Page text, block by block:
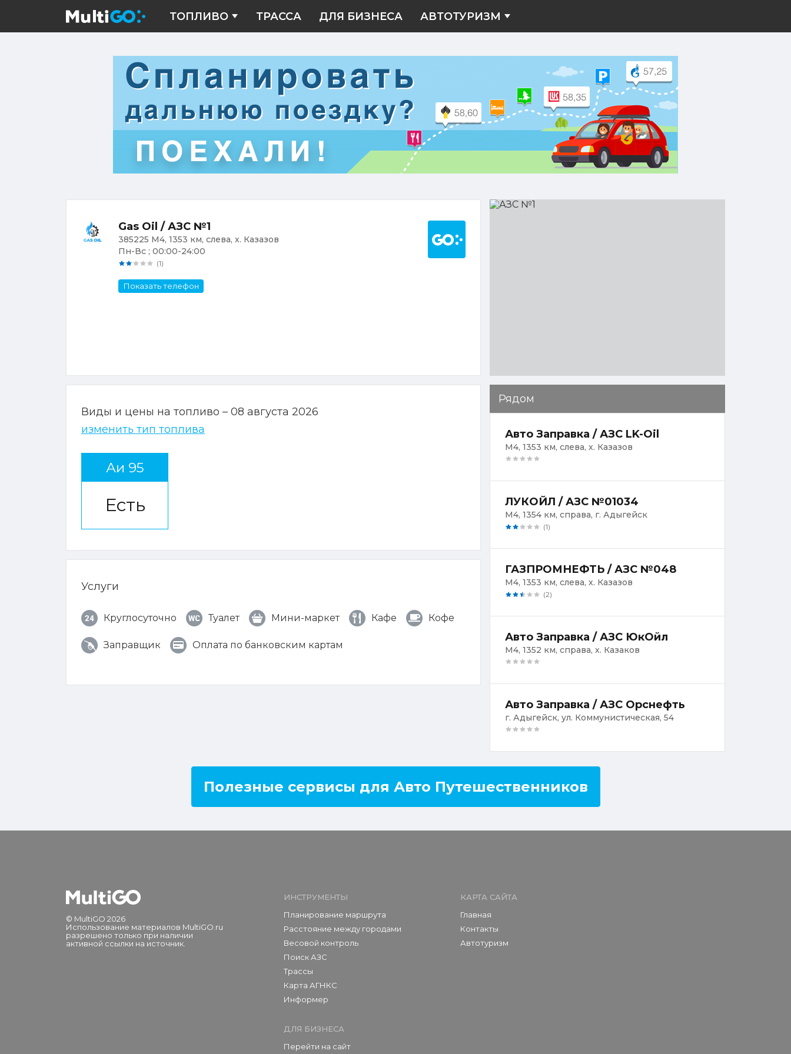
ТОПЛИВО ТРАССА ДЛЯ БИЗНЕСА АВТОТУРИЗМ
Gas Oil / АЗС №1
385225 М4, 1353 км, слева, х. Казазов
Пн-Вс ; 00:00-24:00
(1)
Показать телефон
Построить маршрут на Yandex.
АЗС
Виды и цены на топливо – 08 августа 2026
изменить тип топлива
Аи 95
Есть
Услуги
Круглосуточно Туалет Мини-маркет Кафе Кофе
Заправщик Оплата по банковским картам
Рядом
Авто Заправка / АЗС LK-Oil
М4, 1353 км, слева, х. Казазов
ЛУКОЙЛ / АЗС №01034
М4, 1354 км, справа, г. Адыгейск
(1)
ГАЗПРОМНЕФТЬ / АЗС №048
М4, 1353 км, слева, х. Казазов
(2)
Авто Заправка / АЗС ЮкОйл
М4, 1352 км, справа, х. Казаков
Авто Заправка / АЗС Орснефть
г. Адыгейск, ул. Коммунистическая, 54
Полезные сервисы для Авто Путешественников
© MultiGO 2026
Использование материалов MultiGO.ru
разрешено только при наличии
активной ссылки на источник.
ИНСТРУМЕНТЫ
Планирование маршрута
Расстояние между городами
Весовой контроль
Поиск АЗС
Трассы
Карта АГНКС
Информер
ДЛЯ БИЗНЕСА
Перейти на сайт
КАРТА САЙТА
Главная
Контакты
Автотуризм